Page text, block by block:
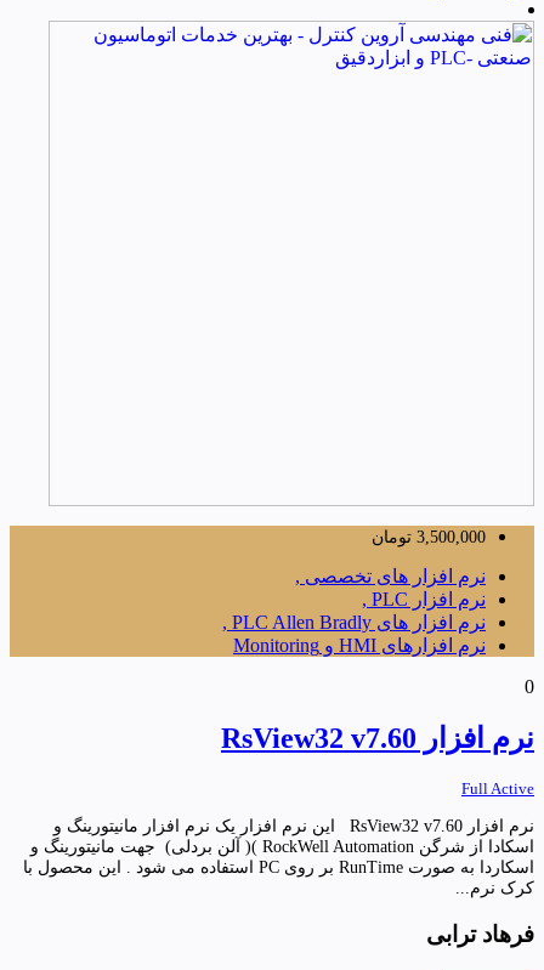
3,500,000 تومان
نرم افزار های تخصصی ,
نرم افزار PLC ,
نرم افزار های PLC Allen Bradly ,
نرم افزارهای HMI و Monitoring
0
نرم افزار RsView32 v7.60
Full Active
نرم افزار RsView32 v7.60 این نرم افزار یک نرم افزار مانیتورینگ و
اسکادا از شرگن RockWell Automation )( آلن بردلی) جهت مانیتورینگ و
اسکاردا به صورت RunTime بر روی PC استفاده می شود . این محصول با
کرک نرم...
فرهاد ترابی